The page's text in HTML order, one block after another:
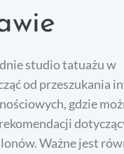
studio tatuażu w
od przeszukania
gdzie
Ważne jest